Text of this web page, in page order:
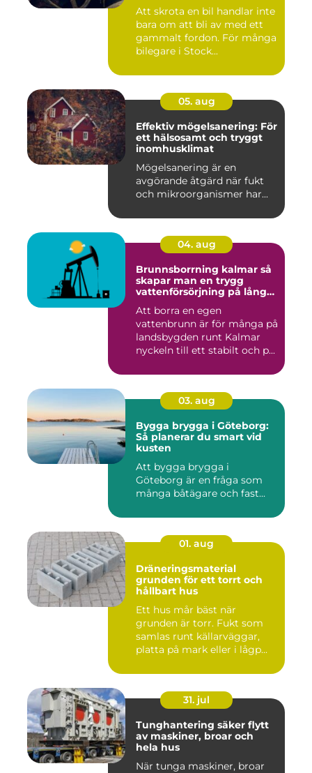
Att skrota en bil handlar inte
bara om att bli av med ett
gammalt fordon. För många
bilegare i Stock...
05. aug
Effektiv mögelsanering: För
ett hälsosamt och tryggt
inomhusklimat
Mögelsanering är en
avgörande åtgärd när fukt
och mikroorganismer har...
04. aug
Brunnsborrning kalmar så
skapar man en trygg
vattenförsörjning på lång
Att borra en egen
vattenbrunn är för många på
landsbygden runt Kalmar
nyckeln till ett stabilt och p...
03. aug
Bygga brygga i Göteborg:
Så planerar du smart vid
kusten
Att bygga brygga i
Göteborg är en fråga som
många båtägare och fast...
01. aug
Dräneringsmaterial
grunden för ett torrt och
hållbart hus
Ett hus mår bäst när
grunden är torr. Fukt som
samlas runt källarväggar,
platta på mark eller i lågp...
31. jul
Tunghantering säker flytt
av maskiner, broar och
hela hus
När tunga maskiner, broar